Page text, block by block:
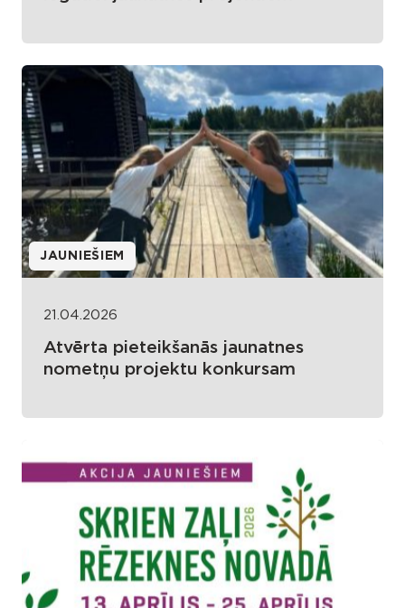
JAUNIEŠIEM
21.04.2026
Atvērta pieteikšanās jaunatnes
nometņu projektu konkursam